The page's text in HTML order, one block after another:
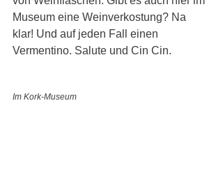
Museum eine Weinverkostung? Na
klar! Und auf jeden Fall einen
Vermentino. Salute und Cin Cin.
Im Kork-Museum